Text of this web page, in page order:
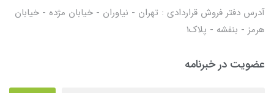
آدرس دفتر فروش قراردادی : تهران - نیاوران - خیابان مژده - خیابان
هرمز - بنفشه - پلاک۱
عضویت در خبرنامه